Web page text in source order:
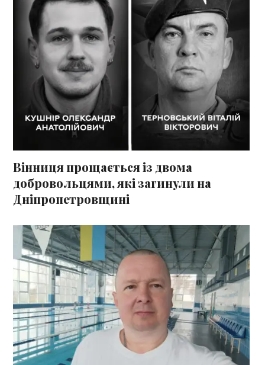
Вінниця прощається із двома
добровольцями, які загинули на
Дніпропетровщині